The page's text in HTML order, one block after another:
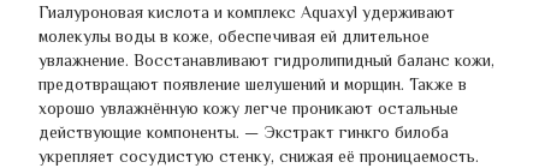
Гиалуроновая кислота и комплекс Aquaxyl удерживают
молекулы воды в коже, обеспечивая ей длительное
увлажнение. Восстанавливают гидролипидный баланс кожи,
предотвращают появление шелушений и морщин. Также в
хорошо увлажнённую кожу легче проникают остальные
действующие компоненты. — Экстракт гинкго билоба
укрепляет сосудистую стенку, снижая её проницаемость.